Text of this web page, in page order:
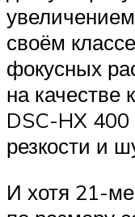
своём
фокусных
на качестве
DSC-HX 400
резкости и
И хотя 21-